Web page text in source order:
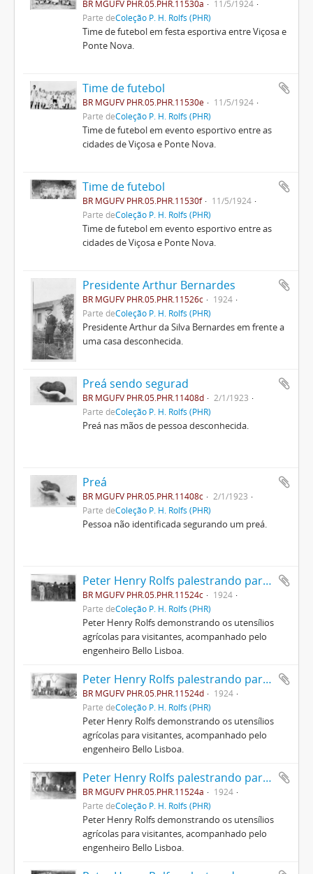
BR MGUFV PHR.05.PHR.11530a
11/5/1924
Parte deColeção P. H. Rolfs (PHR)
Time de futebol em festa esportiva entre Viçosa e
Ponte Nova.
Time de futebol
BR MGUFV PHR.05.PHR.11530e
11/5/1924
Parte deColeção P. H. Rolfs (PHR)
Time de futebol em evento esportivo entre as
cidades de Viçosa e Ponte Nova.
Time de futebol
BR MGUFV PHR.05.PHR.11530f
11/5/1924
Parte deColeção P. H. Rolfs (PHR)
Time de futebol em evento esportivo entre as
cidades de Viçosa e Ponte Nova.
Presidente Arthur Bernardes
BR MGUFV PHR.05.PHR.11526c
1924
Parte deColeção P. H. Rolfs (PHR)
Presidente Arthur da Silva Bernardes em frente a
uma casa desconhecida.
Preá sendo segurad
BR MGUFV PHR.05.PHR.11408d
2/1/1923
Parte deColeção P. H. Rolfs (PHR)
Preá nas mãos de pessoa desconhecida.
Preá
BR MGUFV PHR.05.PHR.11408c
2/1/1923
Parte deColeção P. H. Rolfs (PHR)
Pessoa não identificada segurando um preá.
Peter Henry Rolfs palestrando para visitantes
BR MGUFV PHR.05.PHR.11524c
1924
Parte deColeção P. H. Rolfs (PHR)
Peter Henry Rolfs demonstrando os utensílios
agrícolas para visitantes, acompanhado pelo
engenheiro Bello Lisboa.
Peter Henry Rolfs palestrando para visitantes
BR MGUFV PHR.05.PHR.11524d
1924
Parte deColeção P. H. Rolfs (PHR)
Peter Henry Rolfs demonstrando os utensílios
agrícolas para visitantes, acompanhado pelo
engenheiro Bello Lisboa.
Peter Henry Rolfs palestrando para visitantes
BR MGUFV PHR.05.PHR.11524a
1924
Parte deColeção P. H. Rolfs (PHR)
Peter Henry Rolfs demonstrando os utensílios
agrícolas para visitantes, acompanhado pelo
engenheiro Bello Lisboa.